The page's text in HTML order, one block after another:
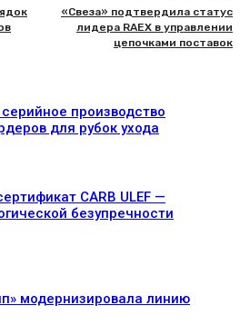
«Свеза» подтвердила статус
лидера RAEX в управлении
цепочками поставок
производство
для рубок ухода
CARB ULEF —
безупречности
модернизировала линию